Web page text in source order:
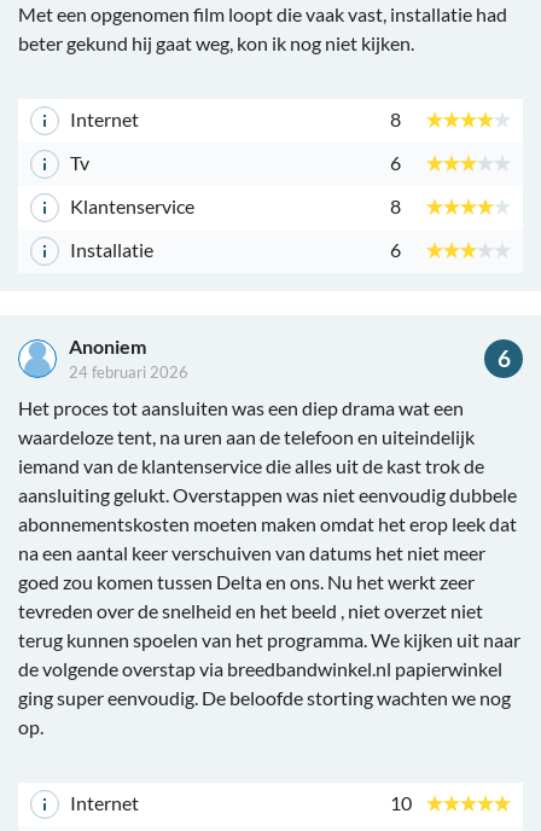
Met een opgenomen film loopt die vaak vast, installatie had
beter gekund hij gaat weg, kon ik nog niet kijken.
Internet
8
Tv
6
Klantenservice
8
Installatie
6
6
Anoniem
24 februari 2026
Het proces tot aansluiten was een diep drama wat een
waardeloze tent, na uren aan de telefoon en uiteindelijk
iemand van de klantenservice die alles uit de kast trok de
aansluiting gelukt. Overstappen was niet eenvoudig dubbele
abonnementskosten moeten maken omdat het erop leek dat
na een aantal keer verschuiven van datums het niet meer
goed zou komen tussen Delta en ons. Nu het werkt zeer
tevreden over de snelheid en het beeld , niet overzet niet
terug kunnen spoelen van het programma. We kijken uit naar
de volgende overstap via breedbandwinkel.nl papierwinkel
ging super eenvoudig. De beloofde storting wachten we nog
op.
Internet
10